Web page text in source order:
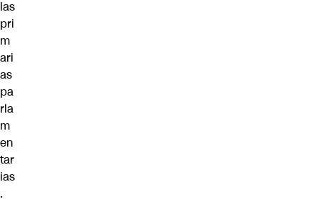
las
pri
m
ari
as
pa
rla
m
en
tar
ias
.